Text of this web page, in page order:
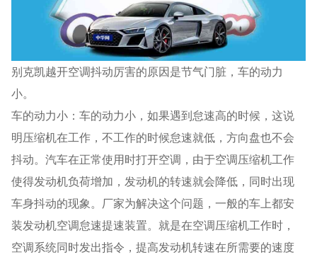
别克凯越开空调抖动厉害的原因是节气门脏，车的动力
小。
车的动力小：车的动力小，如果遇到怠速高的时候，这说
明压缩机在工作，不工作的时候怠速就低，方向盘也不会
抖动。汽车在正常使用时打开空调，由于空调压缩机工作
使得发动机负荷增加，发动机的转速就会降低，同时出现
车身抖动的现象。厂家为解决这个问题，一般的车上都安
装发动机空调怠速提速装置。就是在空调压缩机工作时，
空调系统同时发出指令，提高发动机转速在所需要的速度